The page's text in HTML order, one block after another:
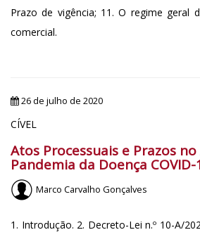
Prazo de vigência; 11. O regime geral
comercial.
26 de julho de 2020
CÍVEL
Atos Processuais e Prazos
Pandemia da Doença COVID-
Marco Carvalho Gonçalves
1. Introdução. 2. Decreto-Lei n.º 10-A/